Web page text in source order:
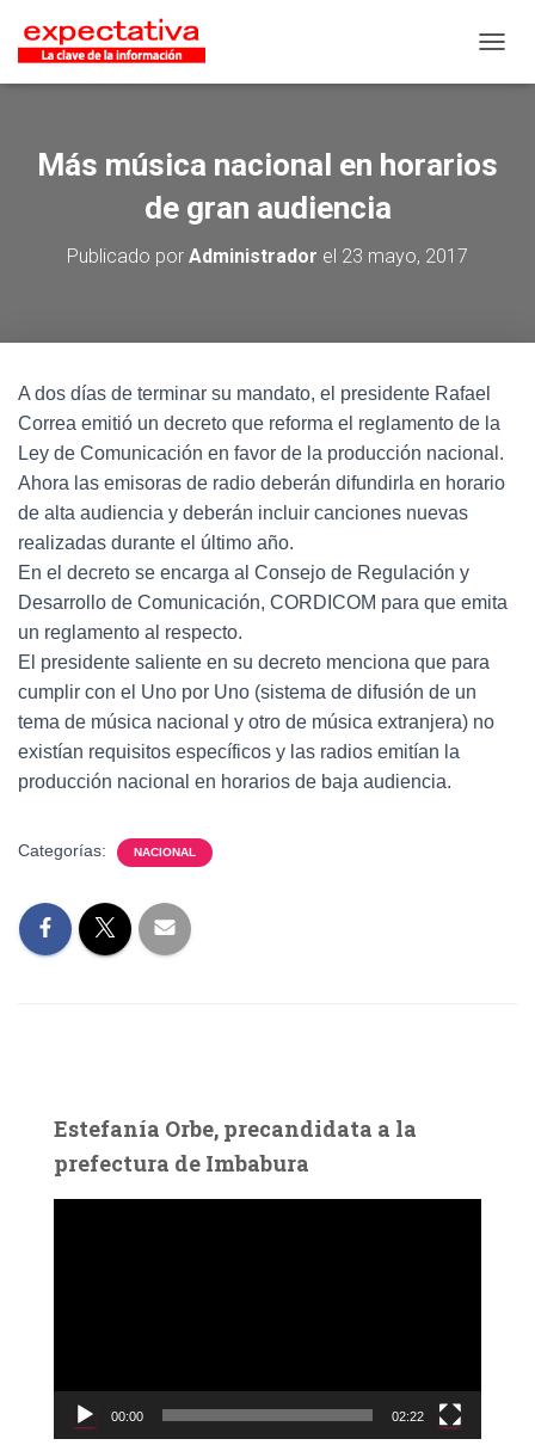
Más música nacional en horarios
de gran audiencia
Publicado por Administrador el 23 mayo, 2017
A dos días de terminar su mandato, el presidente Rafael
Correa emitió un decreto que reforma el reglamento de la
Ley de Comunicación en favor de la producción nacional.
Ahora las emisoras de radio deberán difundirla en horario
de alta audiencia y deberán incluir canciones nuevas
realizadas durante el último año.
En el decreto se encarga al Consejo de Regulación y
Desarrollo de Comunicación, CORDICOM para que emita
un reglamento al respecto.
El presidente saliente en su decreto menciona que para
cumplir con el Uno por Uno (sistema de difusión de un
tema de música nacional y otro de música extranjera) no
existían requisitos específicos y las radios emitían la
producción nacional en horarios de baja audiencia.
Categorías: NACIONAL
Estefanía Orbe, precandidata a la
prefectura de Imbabura
c
00:00 02:22